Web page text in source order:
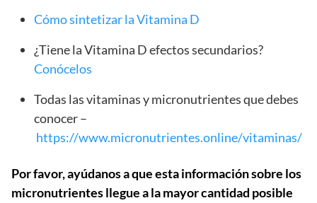
Cómo sintetizar la Vitamina D
¿Tiene la Vitamina D efectos secundarios?
Conócelos
Todas las vitaminas y micronutrientes que debes
conocer –
https://www.micronutrientes.online/vitaminas/
Por favor, ayúdanos a que esta información sobre los
micronutrientes llegue a la mayor cantidad posible